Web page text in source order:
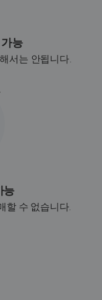
능
서는 안됩니다.
능
할 수 없습니다.